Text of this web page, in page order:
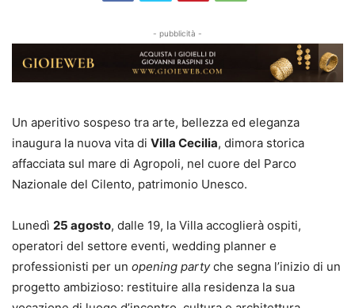
- pubblicità -
Un aperitivo sospeso tra arte, bellezza ed eleganza
inaugura la nuova vita di Villa Cecilia, dimora storica
affacciata sul mare di Agropoli, nel cuore del Parco
Nazionale del Cilento, patrimonio Unesco.
Lunedì 25 agosto, dalle 19, la Villa accoglierà ospiti,
operatori del settore eventi, wedding planner e
professionisti per un opening partyche segna l’inizio di un
progetto ambizioso: restituire alla residenza la sua